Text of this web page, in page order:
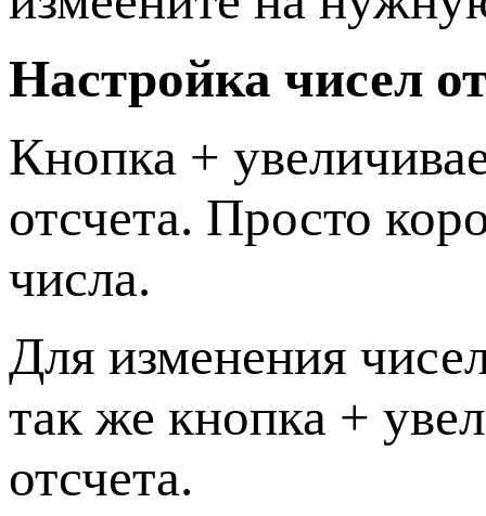
Настройка чисел
Кнопка +
отсчета. Просто
числа.
Для изменения
так же кнопка +
отсчета.